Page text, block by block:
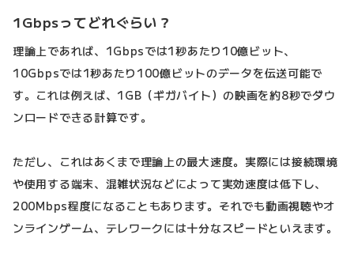
1Gbpsってどれぐらい？
理論上であれば、1Gbpsでは1秒あたり10億ビット、
10Gbpsでは1秒あたり100億ビットのデータを伝送可能で
す。これは例えば、1GB（ギガバイト）の映画を約8秒でダウ
ンロードできる計算です。
ただし、これはあくまで理論上の最大速度。実際には接続環境
や使用する端末、混雑状況などによって実効速度は低下し、
200Mbps程度になることもあります。それでも動画視聴やオ
ンラインゲーム、テレワークには十分なスピードといえます。